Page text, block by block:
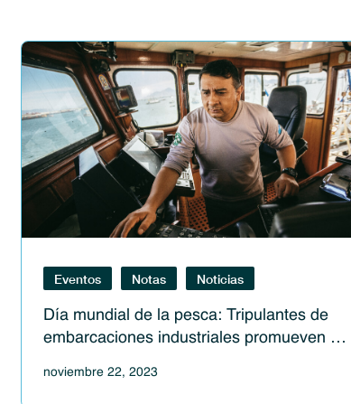
Eventos Notas Noticias
Día mundial de la pesca: Tripulantes de
embarcaciones industriales promueven la
noviembre 22, 2023